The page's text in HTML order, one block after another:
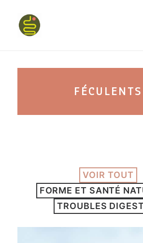
PROGRAMME HAPPY
CONFÉRENCES
podcast kinoa
FÉCULENTS
VOIR TOUT
FORME ET SANTÉ
TROUBLES